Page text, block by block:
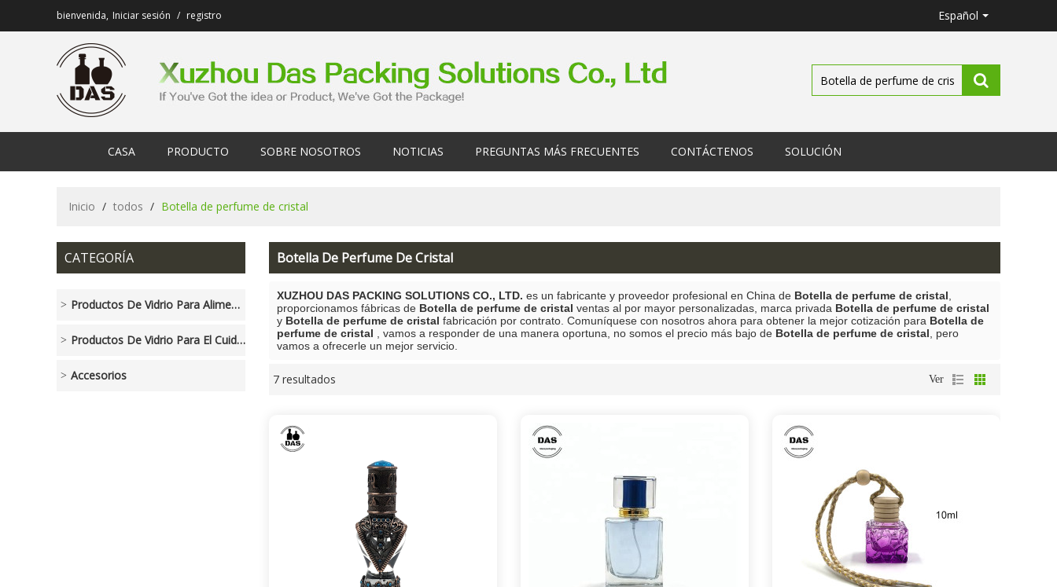
bienvenida, Iniciar sesión / registro Español
CASA PRODUCTO SOBRE NOSOTROS NOTICIAS PREGUNTAS MÁS FRECUENTES CONTÁCTENOS SOLUCIÓN
Inicio / todos / Botella de perfume de cristal
CATEGORÍA
Productos De Vidrio Para Alimentos Y Bebidas
Productos De Vidrio Para El Cuidado Personal
Accesorios
Botella De Perfume De Cristal
XUZHOU DAS PACKING SOLUTIONS CO., LTD. es un fabricante y proveedor profesional en China de Botella de perfume de cristal
proporcionamos fábricas de Botella de perfume de cristal ventas al por mayor personalizadas, marca privada Botella de perfume de cristal
y Botella de perfume de cristal fabricación por contrato. Comuníquese con nosotros ahora para obtener la mejor cotización para Botella de
perfume de cristal , vamos a responder de una manera oportuna, no somos el precio más bajo de Botella de perfume de cristal , pero
vamos a ofrecerle un mejor servicio.
7 resultados Ver